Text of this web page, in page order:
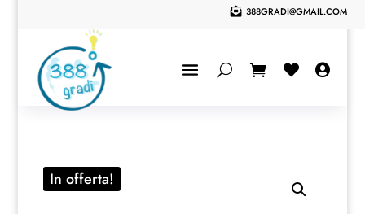
 388GRADI@GMAIL.COM
 
In offerta!